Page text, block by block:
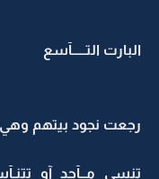
البارت التـــــآسع
رجعت نجود بيتهم وهي
تنسى مــآجد آو